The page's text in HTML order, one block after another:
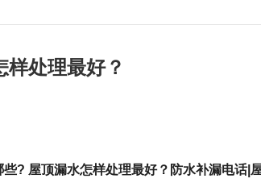
处理最好？
? 屋顶漏水怎样处理最好？防水补漏电话|